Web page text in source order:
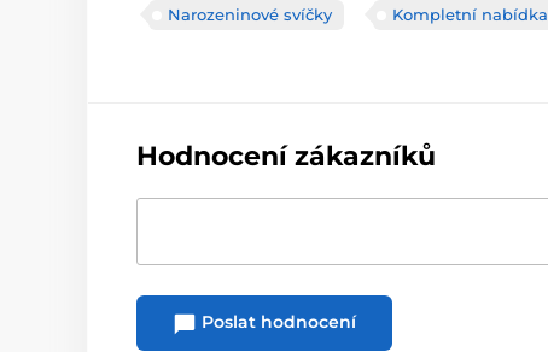
Narozeninové svíčky Kompletní nabídka
Hodnocení zákazníků
Poslat hodnocení